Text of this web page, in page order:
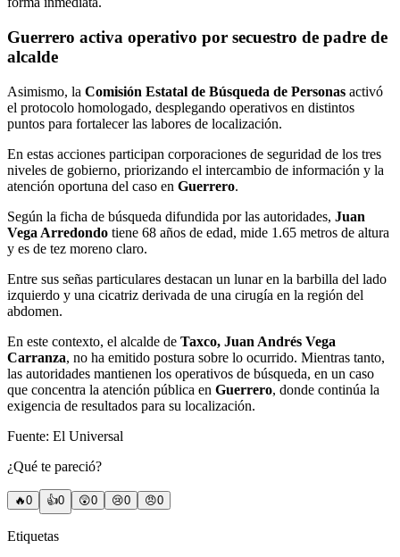
Guerrero activa operativo por secuestro de padre de
alcalde
Asimismo, la Comisión Estatal de Búsqueda de Personas activó
el protocolo homologado, desplegando operativos en distintos
puntos para fortalecer las labores de localización.
En estas acciones participan corporaciones de seguridad de los tres
niveles de gobierno, priorizando el intercambio de información y la
atención oportuna del caso en Guerrero.
Según la ficha de búsqueda difundida por las autoridades, Juan
Vega Arredondo tiene 68 años de edad, mide 1.65 metros de altura
y es de tez moreno claro.
Entre sus señas particulares destacan un lunar en la barbilla del lado
izquierdo y una cicatriz derivada de una cirugía en la región del
abdomen.
En este contexto, el alcalde de Taxco, Juan Andrés Vega
Carranza, no ha emitido postura sobre lo ocurrido. Mientras tanto,
las autoridades mantienen los operativos de búsqueda, en un caso
que concentra la atención pública en Guerrero, donde continúa la
exigencia de resultados para su localización.
Fuente: El Universal
¿Qué te pareció?
🔥0 👍0 😲0 😢0 😠0
Etiquetas